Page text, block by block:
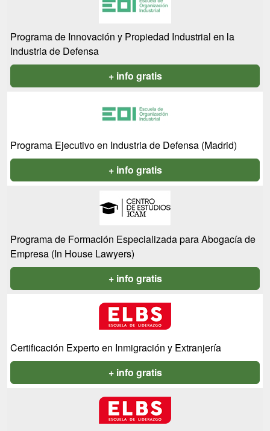
Programa de Innovación y Propiedad Industrial en la
Industria de Defensa
+ info gratis
Programa Ejecutivo en Industria de Defensa (Madrid)
+ info gratis
Programa de Formación Especializada para Abogacía de
Empresa (In House Lawyers)
+ info gratis
Certificación Experto en Inmigración y Extranjería
+ info gratis